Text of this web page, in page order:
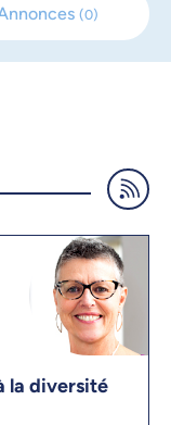
(0)
la diversité